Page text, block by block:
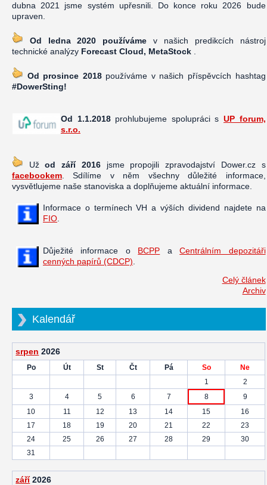
dubna 2021 jsme systém upřesnili. Do konce roku 2026 bude
upraven.
Od ledna 2020 používáme v našich predikcích nástroj
technické analýzy Forecast Cloud, MetaStock
Od prosince 2018používáme v našich příspěvcích hashtag
#DowerSting!
Od 1.1.2018prohlubujeme spolupráci sUP forum,
s.r.o.
Užod září 2016jsme propojili zpravodajství Dower.cz s
facebookem . Sdílíme v něm všechny důležité informace,
vysvětlujeme naše stanoviska a doplňujeme aktuální informace.
Informace o termínech VH a výších dividend najdete na
FIO
Důježité informace o BCPP aCentrálním depozitáři
cenných papírů (CDCP)
Celý článek
Archiv
Kalendář
srpen 2026
Po Út St Čt Pá So
Ne
1
2
3
4 5 6 7 8
9
10
11 12 13 14 15
16
17
18 19 20 21 22
23
24
25 26 27 28 29
30
31
září 2026